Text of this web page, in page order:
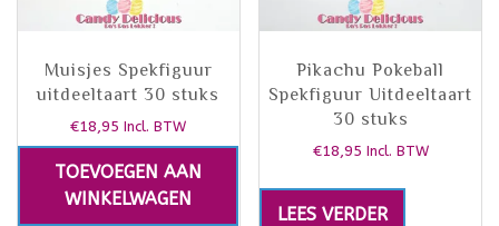
Muisjes Spekfiguur
uitdeeltaart 30 stuks
€18,95 Incl. BTW
TOEVOEGEN AAN
WINKELWAGEN
Pikachu Pokeball
Spekfiguur Uitdeeltaart
30 stuks
€18,95 Incl. BTW
LEES VERDER